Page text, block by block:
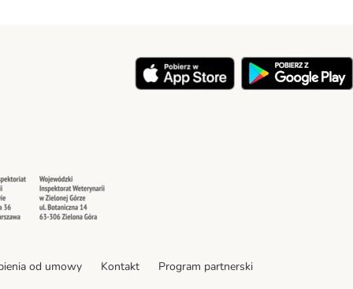
Security
od umowy Kontakt
Program partnerski